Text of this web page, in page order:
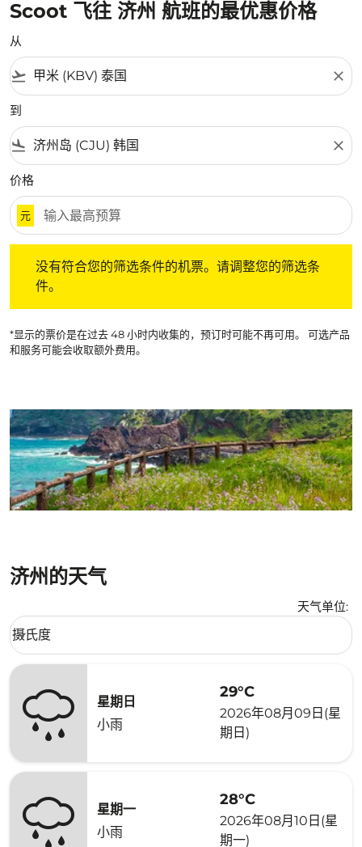
Scoot 飞往 济州 航班的最优惠价格
从
flight_takeoff close
到
flight_land close
价格
元
没有符合您的筛选条件的机票。请调整您的筛选条
件。
*显示的票价是在过去 48 小时内收集的，预订时可能不再可用。 可选产品
和服务可能会收取额外费用。
济州的天气
天气单位:
Weather unit option 摄氏度 Selected
摄氏度
keyboard_arrow_down
星期日
小雨
29°C
2026年08月09日(星
期日)
星期一
小雨
28°C
2026年08月10日(星
期一)